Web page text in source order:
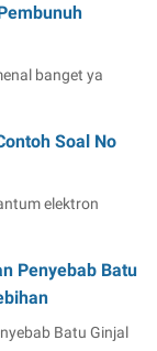
banget ya
Soal No
elektron
Penyebab Batu
Batu Ginjal